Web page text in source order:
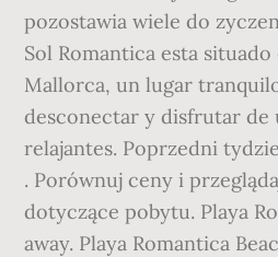
pozostawia wiele do
Sol Romantica esta
Mallorca, un lugar
desconectar y disfrutar de
relajantes. Poprzedni
. Porównuj ceny i
dotyczące pobytu. Playa
away. Playa Romantica